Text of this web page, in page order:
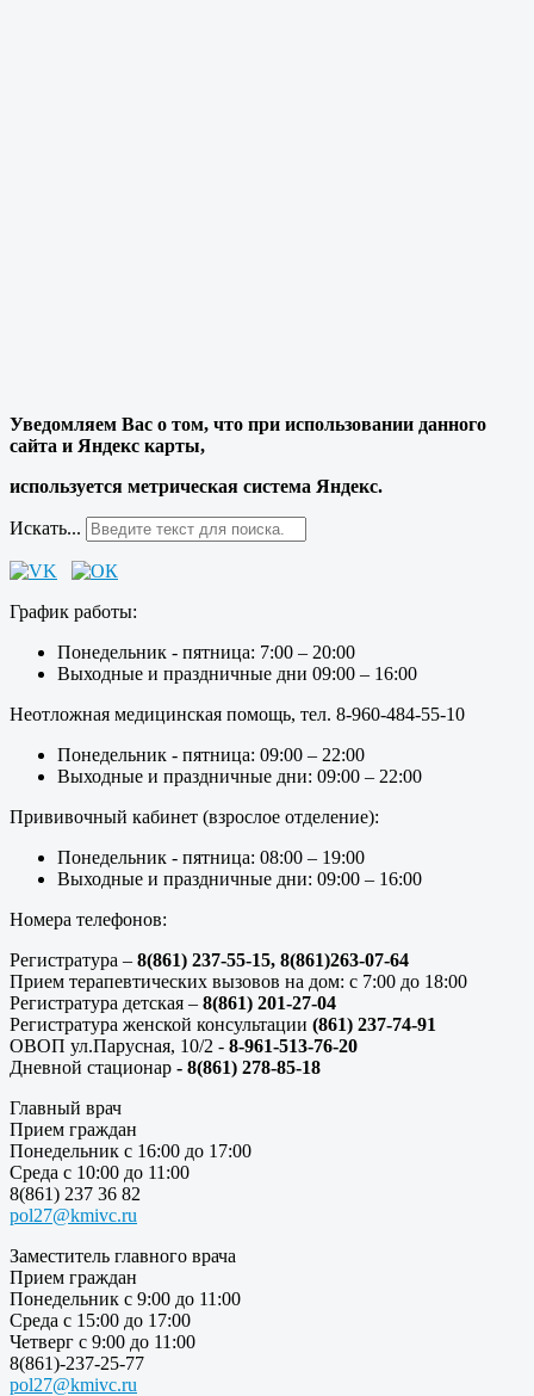
Уведомляем Вас о том, что при использовании данного
сайта и Яндекс карты,
используется метрическая система Яндекс.
Искать...
График работы:
Понедельник - пятница: 7:00 – 20:00
Выходные и праздничные дни 09:00 – 16:00
Неотложная медицинская помощь, тел. 8-960-484-55-10
Понедельник - пятница: 09:00 – 22:00
Выходные и праздничные дни: 09:00 – 22:00
Прививочный кабинет (взрослое отделение):
Понедельник - пятница: 08:00 – 19:00
Выходные и праздничные дни: 09:00 – 16:00
Номера телефонов:
Регистратура – 8(861) 237-55-15, 8(861)263-07-64
Прием терапевтических вызовов на дом: с 7:00 до 18:00
Регистратура детская – 8(861) 201-27-04
Регистратура женской консультации (861) 237-74-91
ОВОП ул.Парусная, 10/2 - 8-961-513-76-20
Дневной стационар - 8(861) 278-85-18
Главный врач
Прием граждан
Понедельник с 16:00 до 17:00
Среда с 10:00 до 11:00
8(861) 237 36 82
pol27@kmivc.ru
Заместитель главного врача
Прием граждан
Понедельник с 9:00 до 11:00
Среда с 15:00 до 17:00
Четверг с 9:00 до 11:00
8(861)-237-25-77
pol27@kmivc.ru